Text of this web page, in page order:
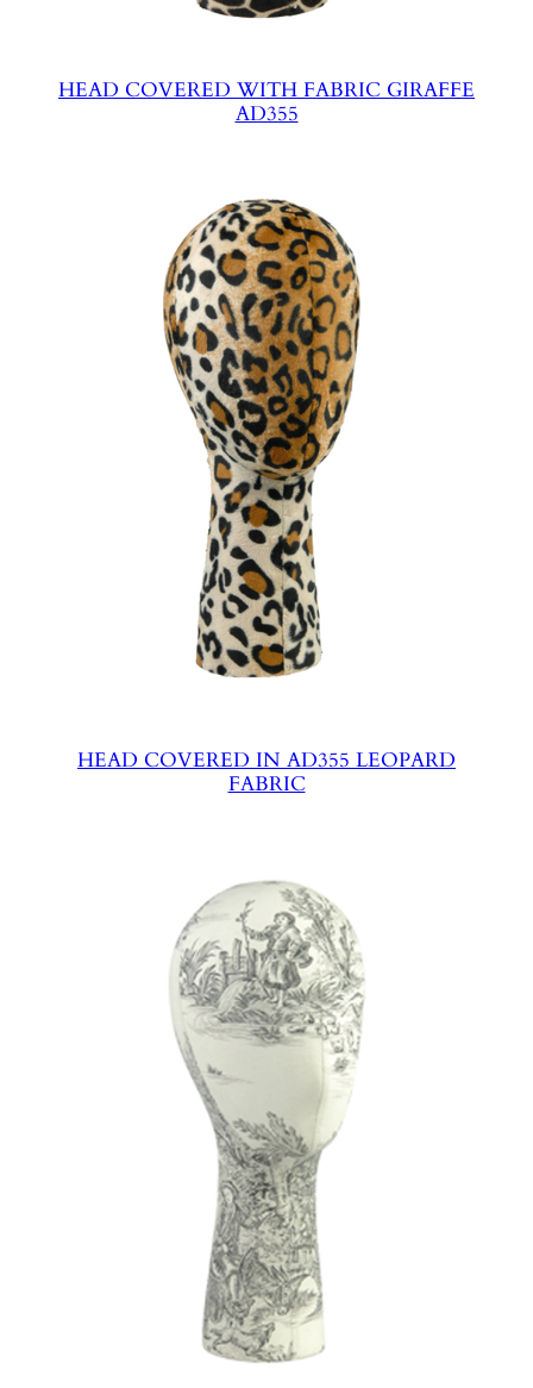
HEAD COVERED WITH FABRIC GIRAFFE
AD355
HEAD COVERED IN AD355 LEOPARD
FABRIC